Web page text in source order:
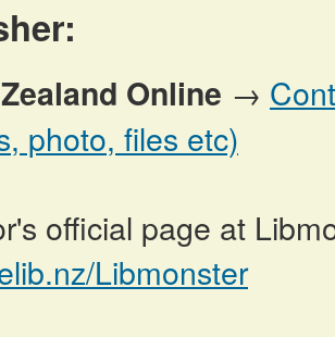
Online →
photo, files etc)
official page at
Libmonster